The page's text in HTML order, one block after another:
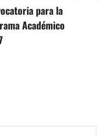
para la
Académico